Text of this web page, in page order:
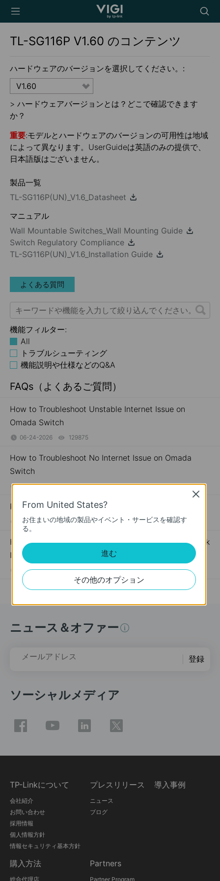
TP-Link, Reliably
icon
TL-SG116P V1.60 のコンテンツ
ハードウェアのバージョンを選択してください。:
V1.60
> ハードウェアバージョンとは？どこで確認できます
か？
重要:モデルとハードウェアのバージョンの可用性は地域
によって異なります。UserGuideは英語のみの提供で、
日本語版はございません。
製品一覧
TL-SG116P(UN)_V1.6_Datasheet
マニュアル
Wall Mountable Switches_Wall Mounting Guide
Switch Regulatory Compliance
TL-SG116P(UN)_V1.6_Installation Guide
よくある質問
機能フィルター:
All
トラブルシューティング
機能説明や仕様などのQ&A
FAQs（よくあるご質問）
How to Troubleshoot Unstable Internet Issue on
Omada Switch
06-24-2026 129875
How to Troubleshoot No Internet Issue on Omada
Switch
06-24-2026 184176views
PoE機器がうまく動作をしないときは
05-10-2018 391402views
How to Register a TP-Link Product Using Your TP-Link
ID
09-16-2019 510100views
ニュース＆オファー
メールアドレス 登録
ソーシャルメディア
TP-Linkについて
会社紹介
お問い合わせ
採用情報
個人情報方針
情報セキュリティ基本方針
プレスリリース
ニュース
ブログ
導入事例
購入方法
総合代理店
Partners
Partner Program
From United States?
お住まいの地域の製品やイベント・サービスを確認す
る。
進む
その他のオプション
Close